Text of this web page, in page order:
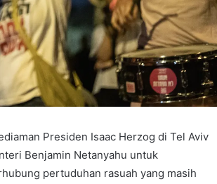
Presiden Isaac Herzog di Tel Aviv
Benjamin Netanyahu untuk
pertuduhan rasuah yang masih